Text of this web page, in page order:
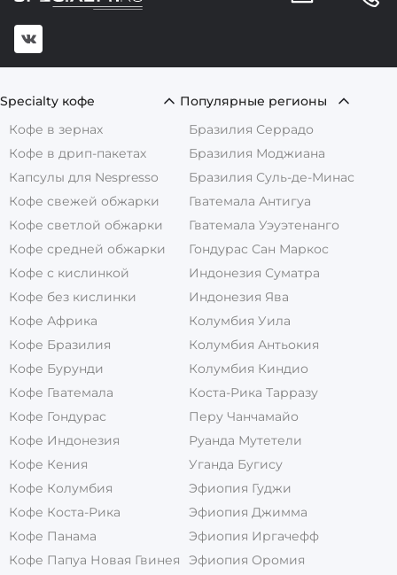
Specialty кофе
Кофе в зернах
Кофе в дрип-пакетах
Капсулы для Nespresso
Кофе свежей обжарки
Кофе светлой обжарки
Кофе средней обжарки
Кофе с кислинкой
Кофе без кислинки
Кофе Африка
Кофе Бразилия
Кофе Бурунди
Кофе Гватемала
Кофе Гондурас
Кофе Индонезия
Кофе Кения
Кофе Колумбия
Кофе Коста-Рика
Кофе Панама
Кофе Папуа Новая Гвинея
Популярные регионы
Бразилия Серрадо
Бразилия Моджиана
Бразилия Суль-де-Минас
Гватемала Антигуа
Гватемала Уэуэтенанго
Гондурас Сан Маркос
Индонезия Суматра
Индонезия Ява
Колумбия Уила
Колумбия Антьокия
Колумбия Киндио
Коста-Рика Тарразу
Перу Чанчамайо
Руанда Мутетели
Уганда Бугису
Эфиопия Гуджи
Эфиопия Джимма
Эфиопия Иргачефф
Эфиопия Оромия